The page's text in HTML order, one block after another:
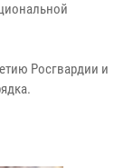
Росгвардии и